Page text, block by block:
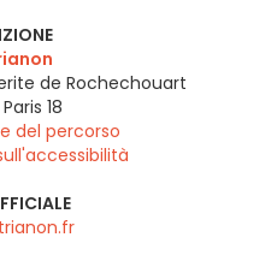
de Rochechouart
Paris 18
del percorso